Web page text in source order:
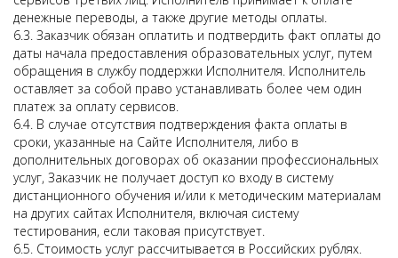
денежные переводы, а также другие методы оплаты.
6.3. Заказчик обязан оплатить и подтвердить факт оплаты до
даты начала предоставления образовательных услуг, путем
обращения в службу поддержки Исполнителя. Исполнитель
оставляет за собой право устанавливать более чем один
платеж за оплату сервисов.
6.4. В случае отсутствия подтверждения факта оплаты в
сроки, указанные на Сайте Исполнителя, либо в
дополнительных договорах об оказании профессиональных
услуг, Заказчик не получает доступ ко входу в систему
дистанционного обучения и/или к методическим материалам
на других сайтах Исполнителя, включая систему
тестирования, если таковая присутствует.
6.5. Стоимость услуг рассчитывается в Российских рублях.